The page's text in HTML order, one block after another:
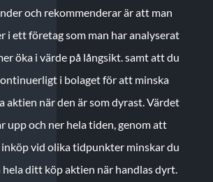
och rekommenderar är att man
i ett företag som man har analyserat
öka i värde på långsikt. samt att du
i bolaget för att minska
aktien när den är som dyrast. Värdet
upp och ner hela tiden, genom att
vid olika tidpunkter minskar du
hela ditt köp aktien när handlas dyrt.